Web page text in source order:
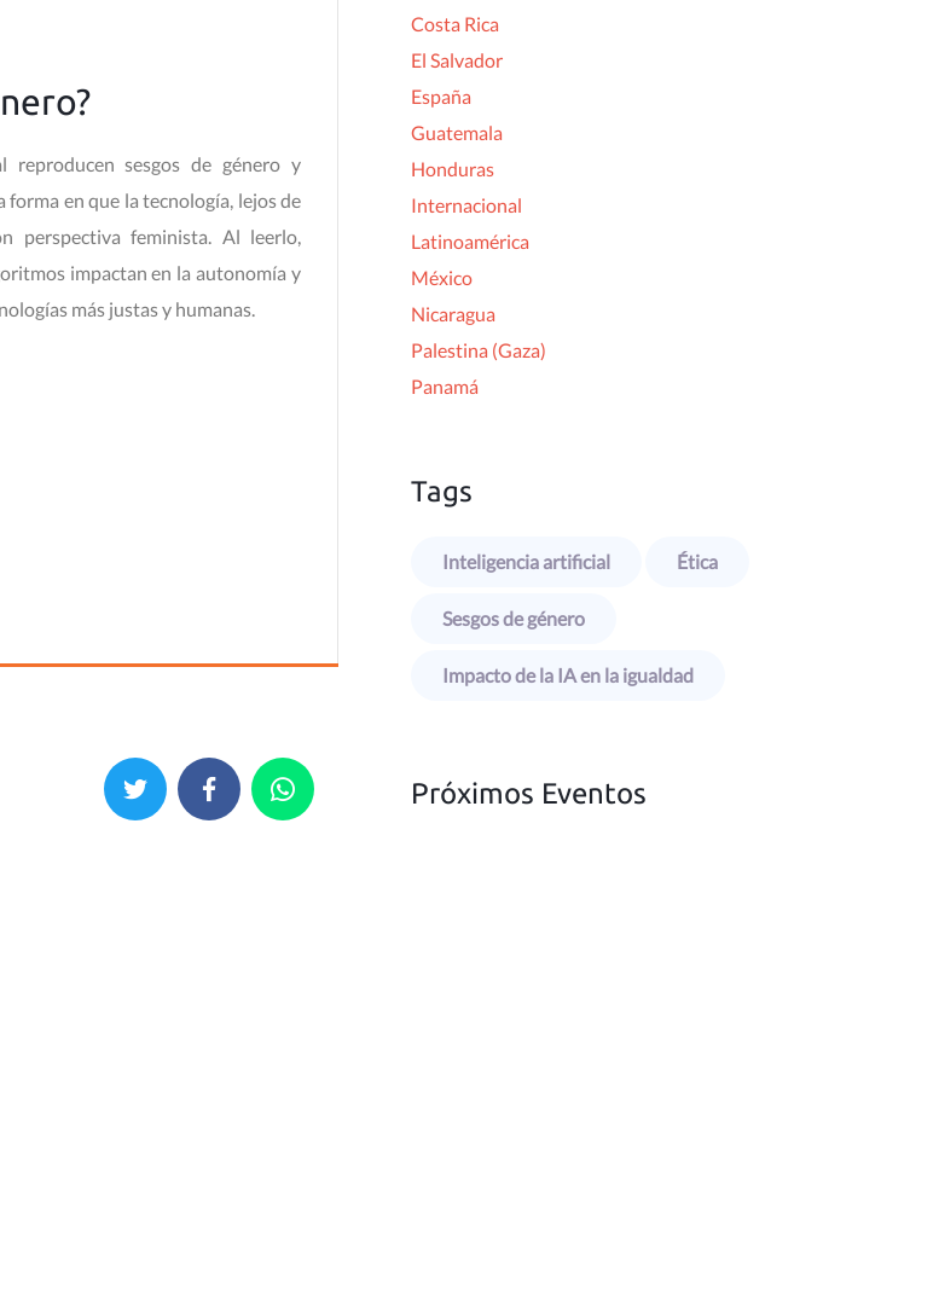
reproducen sesgos de género y
en que la tecnología, lejos de
perspectiva feminista. Al leerlo,
impactan en la autonomía y
más justas y humanas.
Costa Rica
El Salvador
España
Guatemala
Honduras
Internacional
Latinoamérica
México
Nicaragua
Palestina (Gaza)
Panamá
Tags
Inteligencia artificial Ética
Sesgos de género
Impacto de la IA en la igualdad
Próximos Eventos